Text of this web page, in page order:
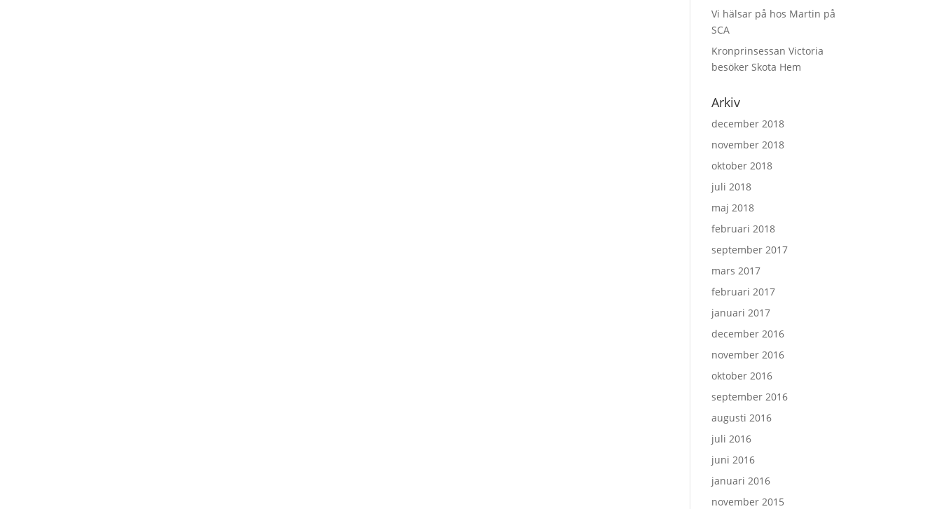
Vi hälsar på hos Martin på
SCA
Kronprinsessan Victoria
besöker Skota Hem
Arkiv
december 2018
november 2018
oktober 2018
juli 2018
maj 2018
februari 2018
september 2017
mars 2017
februari 2017
januari 2017
december 2016
november 2016
oktober 2016
september 2016
augusti 2016
juli 2016
juni 2016
januari 2016
november 2015